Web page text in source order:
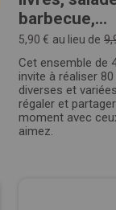
barbecue,...
5,90 € au lieu de
Cet ensemble de
invite à réaliser
diverses et
régaler et
moment avec
aimez.